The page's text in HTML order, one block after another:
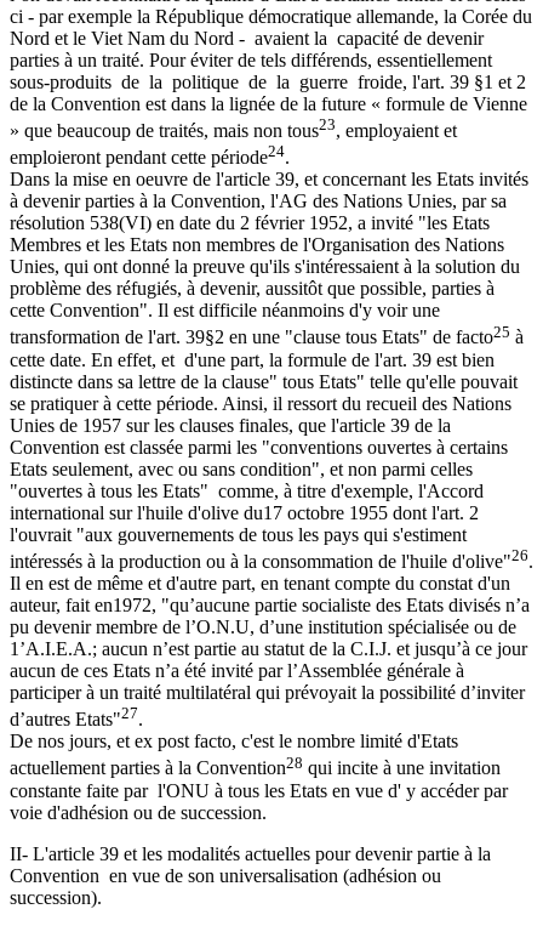
ci - par exemple la République démocratique allemande, la Corée du
Nord et le Viet Nam du Nord - avaient la capacité de devenir
parties à un traité. Pour éviter de tels différends, essentiellement
sous-produits de la politique de la guerre froide, l'art. 39 §1 et 2
de la Convention est dans la lignée de la future « formule de Vienne
» que beaucoup de traités, mais non tous23, employaient et
emploieront pendant cette période24.
Dans la mise en oeuvre de l'article 39, et concernant les Etats invités
à devenir parties à la Convention, l'AG des Nations Unies, par sa
résolution 538(VI) en date du 2 février 1952, a invité "les Etats
Membres et les Etats non membres de l'Organisation des Nations
Unies, qui ont donné la preuve qu'ils s'intéressaient à la solution du
problème des réfugiés, à devenir, aussitôt que possible, parties à
cette Convention". Il est difficile néanmoins d'y voir une
transformation de l'art. 39§2 en une "clause tous Etats" de facto25 à
cette date. En effet, et d'une part, la formule de l'art. 39 est bien
distincte dans sa lettre de la clause" tous Etats" telle qu'elle pouvait
se pratiquer à cette période. Ainsi, il ressort du recueil des Nations
Unies de 1957 sur les clauses finales, que l'article 39 de la
Convention est classée parmi les "conventions ouvertes à certains
Etats seulement, avec ou sans condition", et non parmi celles
"ouvertes à tous les Etats" comme, à titre d'exemple, l'Accord
international sur l'huile d'olive du17 octobre 1955 dont l'art. 2
l'ouvrait "aux gouvernements de tous les pays qui s'estiment
intéressés à la production ou à la consommation de l'huile d'olive"26.
Il en est de même et d'autre part, en tenant compte du constat d'un
auteur, fait en1972, "qu’aucune partie socialiste des Etats divisés n’a
pu devenir membre de l’O.N.U, d’une institution spécialisée ou de
1’A.I.E.A.; aucun n’est partie au statut de la C.I.J. et jusqu’à ce jour
aucun de ces Etats n’a été invité par l’Assemblée générale à
participer à un traité multilatéral qui prévoyait la possibilité d’inviter
d’autres Etats"27.
De nos jours, et ex post facto, c'est le nombre limité d'Etats
actuellement parties à la Convention28 qui incite à une invitation
constante faite par l'ONU à tous les Etats en vue d' y accéder par
voie d'adhésion ou de succession.
II- L'article 39 et les modalités actuelles pour devenir partie à la
Convention en vue de son universalisation (adhésion ou
succession).